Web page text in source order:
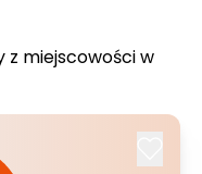
z miejscowości w